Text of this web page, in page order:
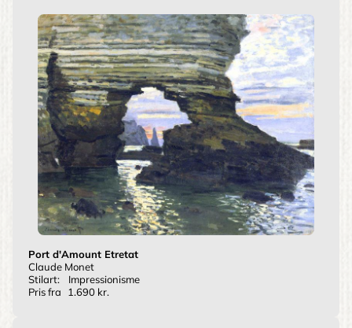
Port d'Amount Etretat
Claude Monet
Stilart:
Impressionisme
Pris fra
1.690 kr.